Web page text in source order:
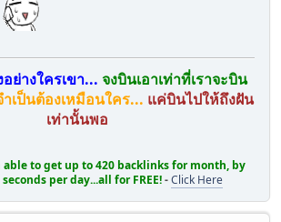
ย่างใครเขา... จงบินเอาเท่าที่เราจะบิน
เป็นต้องเหมือนใคร... แค่บินไปให้ถึงฝัน
เท่านั้นพอ
to get up to 420 backlinks for month, by
per day...all for FREE!-Click Here